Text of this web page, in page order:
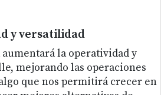
y versatilidad
la operatividad y
mejorando las operaciones
que nos permitirá crecer en